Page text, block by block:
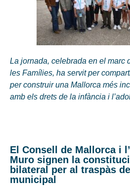
La jornada, celebrada en el marc
les Famílies, ha servit per
per construir una Mallorca més
amb els drets de la infància i
El Consell de Mallorca i
Muro signen la
bilateral per al traspàs
municipal